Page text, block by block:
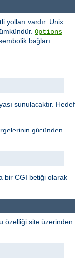
yolları vardır. Unix
Options
bağları
sunulacaktır. Hedef
gücünden
bir CGI betiği olarak
özelliği site üzerinden